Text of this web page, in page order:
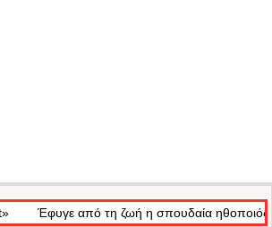
Έφυγε από τη ζωή η σπουδαία ηθοποιός